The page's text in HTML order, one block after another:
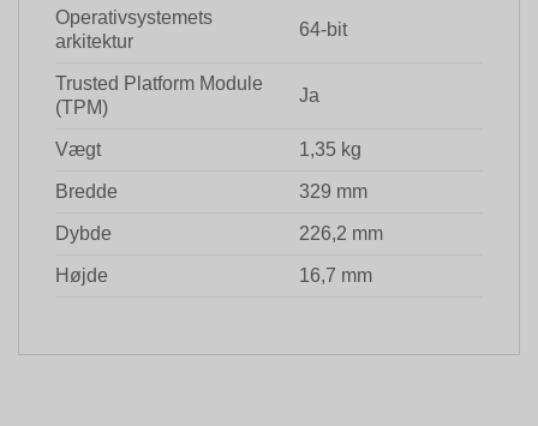
Operativsystemets
arkitektur
64-bit
Trusted Platform Module
(TPM)
Ja
Vægt 1,35 kg
Bredde 329 mm
Dybde 226,2 mm
Højde 16,7 mm